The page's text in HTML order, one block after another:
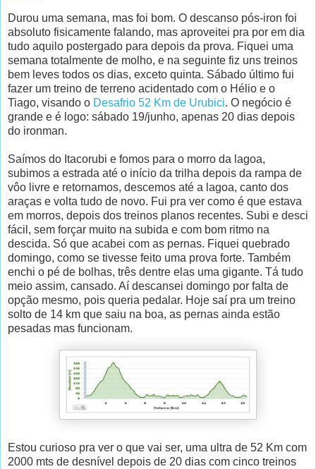
Durou uma semana, mas foi bom. O descanso pós-iron foi
absoluto fisicamente falando, mas aproveitei pra por em dia
tudo aquilo postergado para depois da prova. Fiquei uma
semana totalmente de molho, e na seguinte fiz uns treinos
bem leves todos os dias, exceto quinta. Sábado último fui
fazer um treino de terreno acidentado com o Hélio e o
Tiago, visando o Desafrio 52 Km de Urubici. O negócio é
grande e é logo: sábado 19/junho, apenas 20 dias depois
do ironman.
Saímos do Itacorubi e fomos para o morro da lagoa,
subimos a estrada até o início da trilha depois da rampa de
vôo livre e retornamos, descemos até a lagoa, canto dos
araças e volta tudo de novo. Fui pra ver como é que estava
em morros, depois dos treinos planos recentes. Subi e desci
fácil, sem forçar muito na subida e com bom ritmo na
descida. Só que acabei com as pernas. Fiquei quebrado
domingo, como se tivesse feito uma prova forte. Também
enchi o pé de bolhas, três dentre elas uma gigante. Tá tudo
meio assim, cansado. Aí descansei domingo por falta de
opção mesmo, pois queria pedalar. Hoje saí pra um treino
solto de 14 km que saiu na boa, as pernas ainda estão
pesadas mas funcionam.
Estou curioso pra ver o que vai ser, uma ultra de 52 Km com
2000 mts de desnível depois de 20 dias com cinco treinos